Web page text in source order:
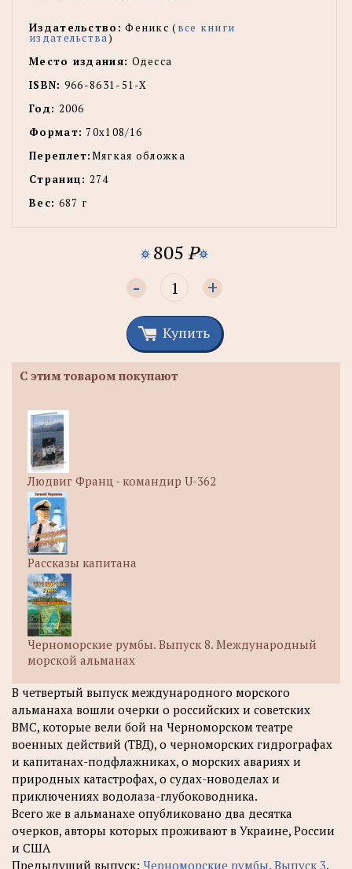
Издательство: Феникс (все книги
издательства)
Место издания: Одесса
ISBN: 966-8631-51-X
Год: 2006
Формат: 70х108/16
Переплет:Мягкая обложка
Страниц: 274
Вес: 687 г
805 P
- +
Купить
С этим товаром покупают
Людвиг Франц - командир U-362
Рассказы капитана
Черноморские румбы. Выпуск 8. Международный
морской альманах
В четвертый выпуск международного морского
альманаха вошли очерки о российских и советских
ВМС, которые вели бой на Черноморском театре
военных действий (ТВД), о черноморских гидрографах
и капитанах-подфлажниках, о морских авариях и
природных катастрофах, о судах-новоделах и
приключениях водолаза-глубоководника.
Всего же в альманахе опубликовано два десятка
очерков, авторы которых проживают в Украине, России
и США
Предыдущий выпуск: Черноморские румбы. Выпуск 3.